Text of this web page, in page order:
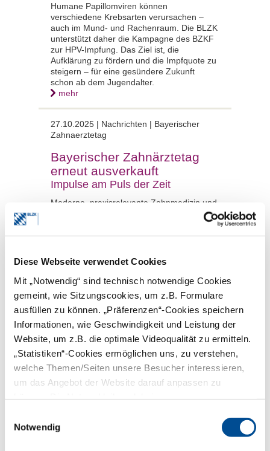
Diese Webseite verwendet Cookies
Mit „Notwendig“ sind technisch notwendige Cookies
gemeint, wie Sitzungscookies, um z.B. Formulare
ausfüllen zu können. „Präferenzen“-Cookies speichern
Informationen, wie Geschwindigkeit und Leistung der
Website, um z.B. die optimale Videoqualität zu ermitteln.
„Statistiken“-Cookies ermöglichen uns, zu verstehen,
welche Themen/Seiten unsere Besucher interessieren,
um das Angebot der Website darauf anpassen zu
Notwendig
Humane Papillomviren können
verschiedene Krebsarten verursachen –
auch im Mund- und Rachenraum. Die BLZK
unterstützt daher die Kampagne des BZKF
zur HPV-Impfung. Das Ziel ist, die
Aufklärung zu fördern und die Impfquote zu
steigern – für eine gesündere Zukunft
schon ab dem Jugendalter.
mehr
27.10.2025 | Nachrichten | Bayerischer
Zahnaerztetag
Bayerischer Zahnärztetag
erneut ausverkauft
Impulse am Puls der Zeit
Moderne, praxisrelevante Zahnmedizin und
der kollegiale Austausch vor Ort: Das sind
Zahnärztetages, den BLZK und KZVB in
Auflage des Kongresses vom 23. bis 25.
Oktober 2025 wurde diesen hohen
Ansprüchen mehr als gerecht. Der
ausverkauft.
mehr
16.10.2025 | Nachrichten |
Honorierungssysteme und GOZ
Minimalinvasive
Zahnheilkunde
GOZ aktuell
mehr